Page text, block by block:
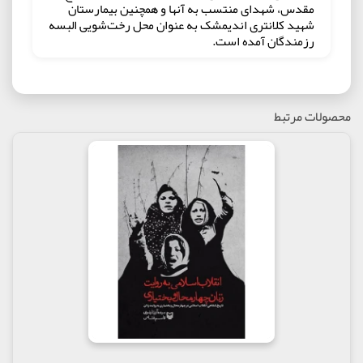
مقدس، شهدای منتسب به آنها و همچنین بیمارستان
شهید کلانتری اندیمشک به عنوان محل رخت‌شویی البسه
رزمندگان آمده است.
جهادگران و شهیدان فرهنگی که برای رشد تفکر انقلابی
در میان مردم به ویژه جوانان تلاش کردند تا نهال انقلاب
اسلامی را آبیاری کنند و به ثمر برسانند.
توجـــه بـــه این قســـمت تاریخ، به شـــدت مهـــم،
ضـــروری و فوری اســـت؛ چرا کـــه انقلاب اسلامی بـــرای
حیات خـــود در عرصه‌های مختلف نیـــاز به فرهنگ
موجبـــۀ انقلاب دارد و فرهنـــگ انقلاب تنیده اســـت در
تاریـــخش، ممزوج با زندگـــی مردم و روایـــت مردم از
آن دوران کـــه خـــود موجـــب باز تولید فرهنگ خواهد
خواندن حوض خون را به چه کسانی پیشنهاد می‌کنیم
این کتاب را به تمام علاقه‌مندان به خواندن تاریخ شفاهی
بخشی از کتاب حوض خون
محصولات مرتبط